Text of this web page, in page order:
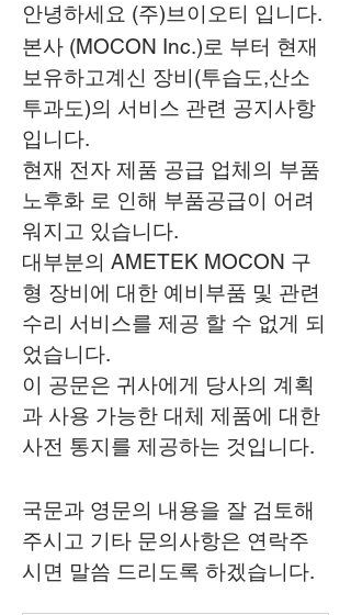
안녕하세요 (주)브이오티 입니다.
본사 (MOCON Inc.)로 부터 현재
보유하고계신 장비(투습도,산소
투과도)의 서비스 관련 공지사항
입니다.
현재 전자 제품 공급 업체의 부품
노후화 로 인해 부품공급이 어려
워지고 있습니다.
대부분의 AMETEK MOCON 구
형 장비에 대한 예비부품 및 관련
수리 서비스를 제공 할 수 없게 되
었습니다.
이 공문은 귀사에게 당사의 계획
과 사용 가능한 대체 제품에 대한
사전 통지를 제공하는 것입니다.
​국문과 영문의 내용을 잘 검토해
주시고 기타 문의사항은 연락주
시면 말씀 드리도록 하겠습니다.